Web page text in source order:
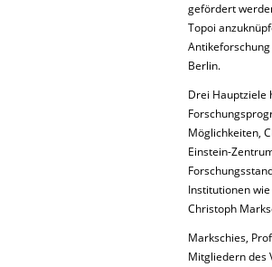
gefördert
Topoi
Berlin.
Drei Hauptziele
Möglichkeiten,
Einstein-
Institutionen
Christoph
Markschies,
Mitgliedern des